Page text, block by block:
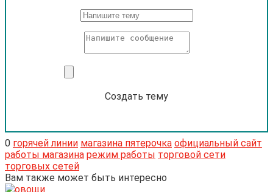
Создать тему
0 горячей линии магазина пятерочка официальный сайт
работы магазина режим работы торговой сети
торговых сетей
Вам также может быть интересно